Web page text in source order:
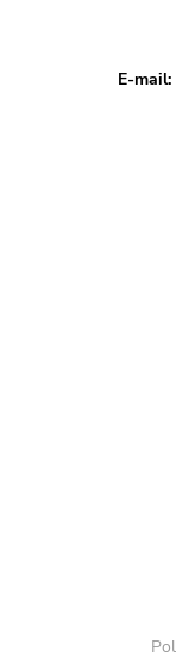
E-mail: